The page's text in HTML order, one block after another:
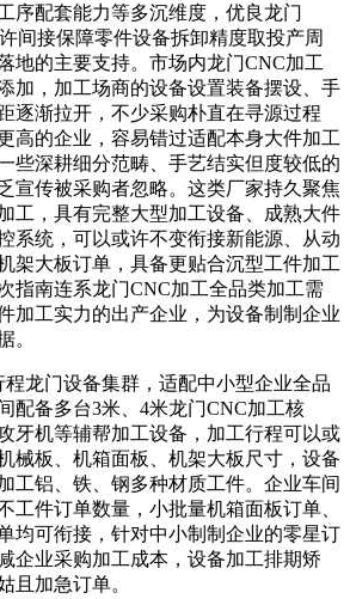
序配套能力等多沉维度，优良龙门
间接保障零件设备拆卸精度取投产周
地的主要支持。市场内龙门CNC加工
加，加工场商的设备设置装备摆设、手
逐渐拉开，不少采购朴直在寻源过程
高的企业，容易错过适配本身大件加工
些深耕细分范畴、手艺结实但度较低的
宣传被采购者忽略。这类厂家持久聚焦
工，具有完整大型加工设备、成熟大件
系统，可以或许不变衔接新能源、从动
架大板订单，具备更贴合沉型工件加工
指南连系龙门CNC加工全品类加工需
加工实力的出产企业，为设备制制企业
。
门设备集群，适配中小型企业全品
配备多台3米、4米龙门CNC加工核
牙机等辅帮加工设备，加工行程可以或
械板、机箱面板、机架大板尺寸，设备
工铝、铁、钢多种材质工件。企业车间
工件订单数量，小批量机箱面板订单、
均可衔接，针对中小制制企业的零星订
企业采购加工成本，设备加工排期矫
且加急订单。